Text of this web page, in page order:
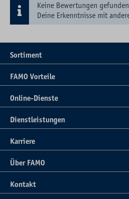
Keine Bewertungen
Deine Erkenntnisse mit
Sortiment
FAMO Vorteile
Online-Dienste
Dienstleistungen
Karriere
Über FAMO
Kontakt